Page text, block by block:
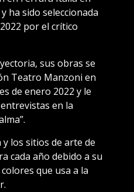
ha sido seleccionada
por el crítico
sus obras se
Teatro Manzoni en
de enero 2022 y le
en la
los sitios de arte de
cada año debido a su
que usa a la